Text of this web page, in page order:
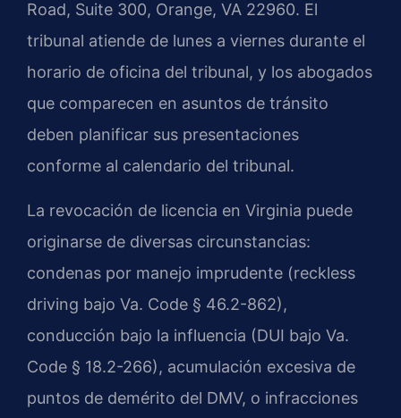
Road, Suite 300, Orange, VA 22960. El
tribunal atiende de lunes a viernes durante el
horario de oficina del tribunal, y los abogados
que comparecen en asuntos de tránsito
deben planificar sus presentaciones
conforme al calendario del tribunal.
La revocación de licencia en Virginia puede
originarse de diversas circunstancias:
condenas por manejo imprudente (reckless
driving bajo Va. Code § 46.2-862),
conducción bajo la influencia (DUI bajo Va.
Code § 18.2-266), acumulación excesiva de
puntos de demérito del DMV, o infracciones